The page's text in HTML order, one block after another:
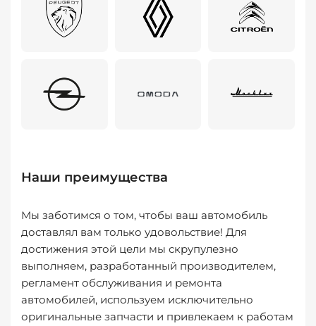
Наши преимущества
Мы заботимся о том, чтобы ваш автомобиль
доставлял вам только удовольствие! Для
достижения этой цели мы скрупулезно
выполняем, разработанный производителем,
регламент обслуживания и ремонта
автомобилей, используем исключительно
оригинальные запчасти и привлекаем к работам